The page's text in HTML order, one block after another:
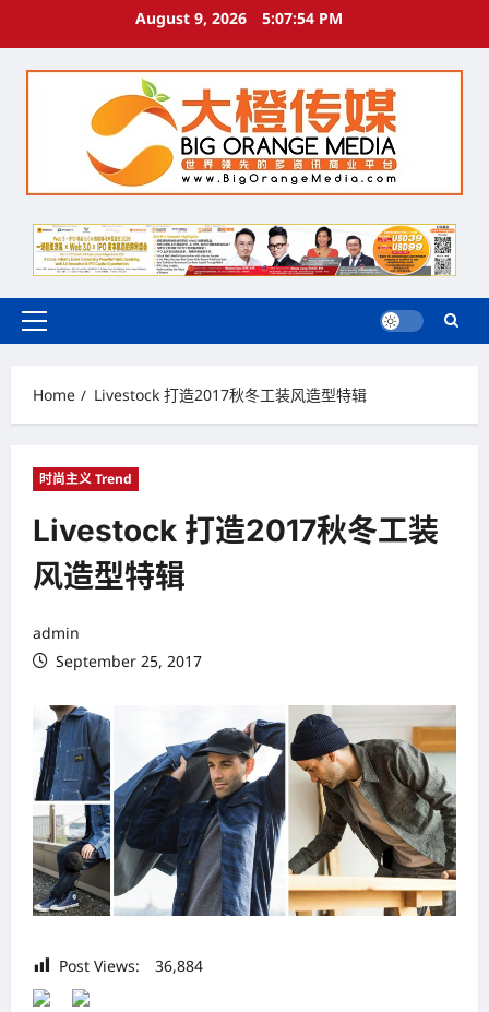
August 9, 2026 5:07:55 PM
Primary
Home
Livestock 打造2017秋冬工装风造型特辑
时尚主义 Trend
Livestock 打造2017秋冬工装
风造型特辑
admin
September 25, 2017
Post Views: 36,884